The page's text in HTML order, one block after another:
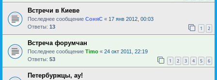
Встречи в Киеве
Последнее сообщение СоняС « 17 янв 2012, 00:03
Ответы: 13 1 2
Встреча форумчан
Последнее сообщение Timo « 24 окт 2011, 22:19
Ответы: 53 1 2 3 4 5 6
Петербуржцы, ау!